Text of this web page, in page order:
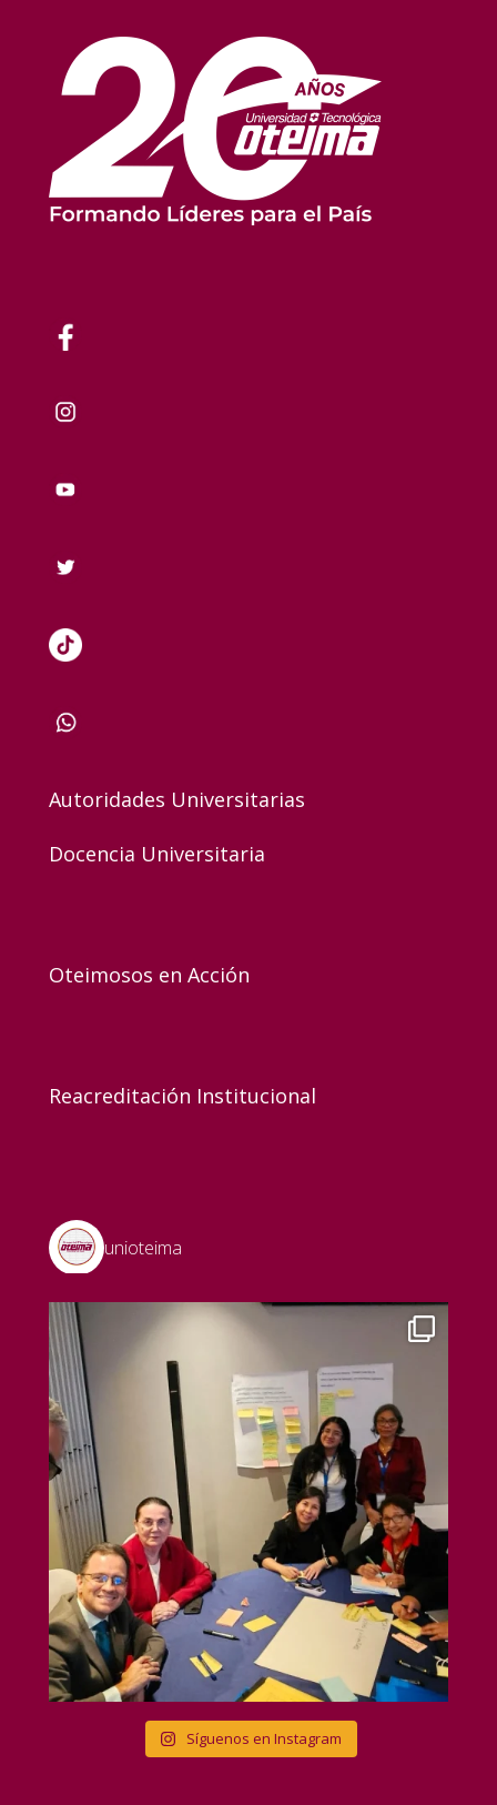
Autoridades Universitarias
Docencia Universitaria
Oteimosos en Acción
Reacreditación Institucional
unioteima
Síguenos en Instagram